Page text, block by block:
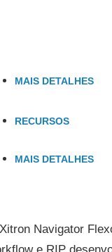
MAIS DETALHES
RECURSOS
MAIS DETALHES
Navigator